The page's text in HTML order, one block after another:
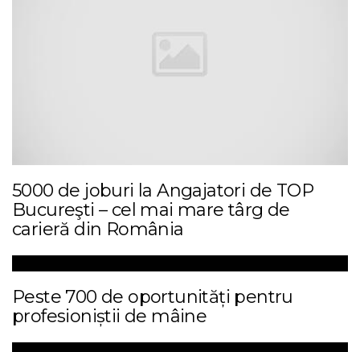
5000 de joburi la Angajatori de TOP
Bucureşti – cel mai mare târg de
carieră din România
Peste 700 de oportunități pentru
profesioniștii de mâine